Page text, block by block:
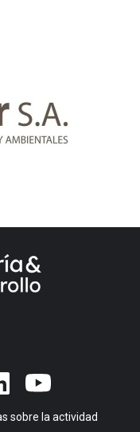
sobre la actividad